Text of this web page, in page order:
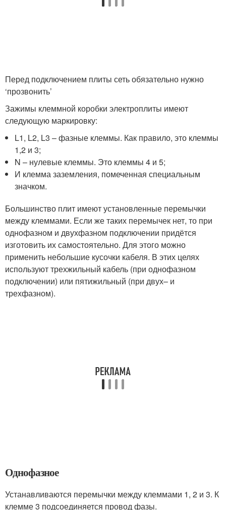
Перед подключением плиты сеть обязательно нужно
‘прозвонить’
Зажимы клеммной коробки электроплиты имеют
следующую маркировку:
L1, L2, L3 – фазные клеммы. Как правило, это клеммы
1,2 и 3;
N – нулевые клеммы. Это клеммы 4 и 5;
И клемма заземления, помеченная специальным
значком.
Большинство плит имеют установленные перемычки
между клеммами. Если же таких перемычек нет, то при
однофазном и двухфазном подключении придётся
изготовить их самостоятельно. Для этого можно
применить небольшие кусочки кабеля. В этих целях
используют трехжильный кабель (при однофазном
подключении) или пятижильный (при двух– и
трехфазном).
Однофазное
Устанавливаются перемычки между клеммами 1, 2 и 3. К
клемме 3 подсоединяется провод фазы.